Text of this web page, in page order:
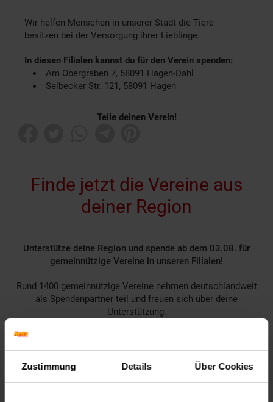
Zustimmung Details Über Cookies
Wir helfen Menschen in unserer Stadt die Tiere
besitzen bei der Versorgung ihrer Lieblinge.
In diesen Filialen kannst du für den Verein spenden:
Am Obergraben 7, 58091 Hagen-Dahl
Selbecker Str. 121, 58091 Hagen
Teile deinen Verein!
Finde jetzt die Vereine aus
deiner Region
Unterstütze deine Region und spende ab dem 03.08. für
gemeinnützige Vereine in unseren Filialen!
Rund 1400 gemeinnützige Vereine nehmen deutschlandweit
als Spendenpartner teil und freuen sich über deine
Unterstützung.
Kasse auf den nächsten 10 ct Betrag aufrundest oder dein
Pfand am Pfandautomaten spendest.